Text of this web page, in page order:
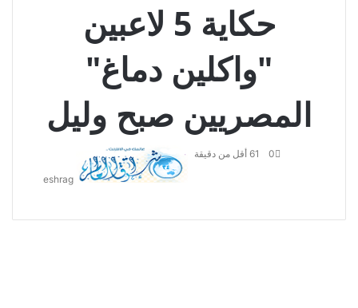
حكاية 5 لاعبين
"واكلين دماغ"
المصريين صبح وليل
eshrag
0 أقل من دقيقة